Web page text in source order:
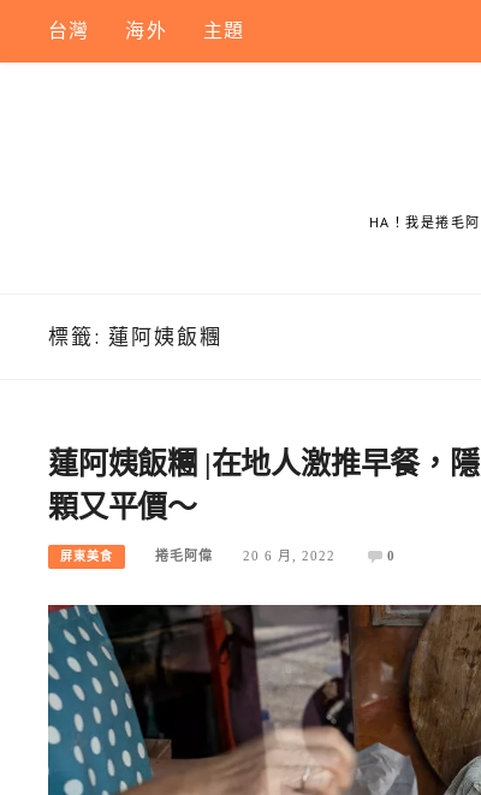
content
台灣 海外 主題
HA！我是捲毛
標籤: 蓮阿姨飯糰
蓮阿姨飯糰 |在地人激推早餐，
顆又平價～
屏東美食 捲毛阿偉 20 6 月, 2022 0